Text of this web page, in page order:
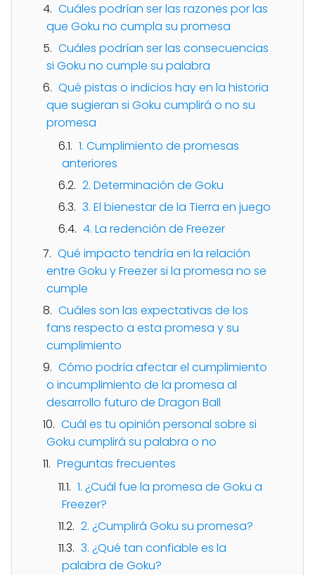
Cuáles podrían ser las razones por las
que Goku no cumpla su promesa
Cuáles podrían ser las consecuencias
si Goku no cumple su palabra
Qué pistas o indicios hay en la historia
que sugieran si Goku cumplirá o no su
promesa
1. Cumplimiento de promesas
anteriores
2. Determinación de Goku
3. El bienestar de la Tierra en juego
4. La redención de Freezer
Qué impacto tendría en la relación
entre Goku y Freezer si la promesa no se
cumple
Cuáles son las expectativas de los
fans respecto a esta promesa y su
cumplimiento
Cómo podría afectar el cumplimiento
o incumplimiento de la promesa al
desarrollo futuro de Dragon Ball
Cuál es tu opinión personal sobre si
Goku cumplirá su palabra o no
Preguntas frecuentes
1. ¿Cuál fue la promesa de Goku a
Freezer?
2. ¿Cumplirá Goku su promesa?
3. ¿Qué tan confiable es la
palabra de Goku?